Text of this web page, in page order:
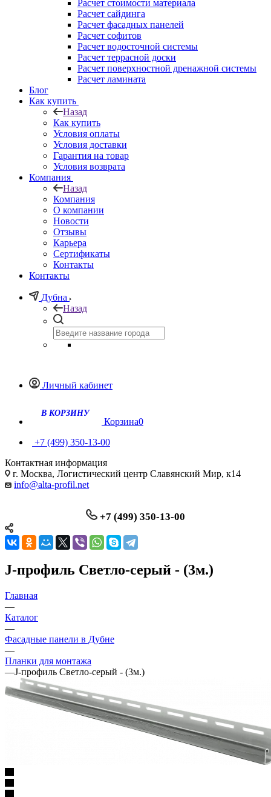
Расчет стоимости материала
Расчет сайдинга
Расчет фасадных панелей
Расчет софитов
Расчет водосточной системы
Расчет террасной доски
Расчет поверхностной дренажной системы
Расчет ламината
Блог
Как купить
Назад
Как купить
Условия оплаты
Условия доставки
Гарантия на товар
Условия возврата
Компания
Назад
Компания
О компании
Новости
Отзывы
Карьера
Сертификаты
Контакты
Контакты
Дубна
Назад
Личный кабинет
Корзина0
+7 (499) 350-13-00
Контактная информация
г. Москва, Логистический центр Славянский Мир, к14
info@alta-profil.net
+7 (499) 350-13-00
J-профиль Светло-серый - (3м.)
Главная
—
Каталог
—
Фасадные панели в Дубне
—
Планки для монтажа
—J-профиль Светло-серый - (3м.)